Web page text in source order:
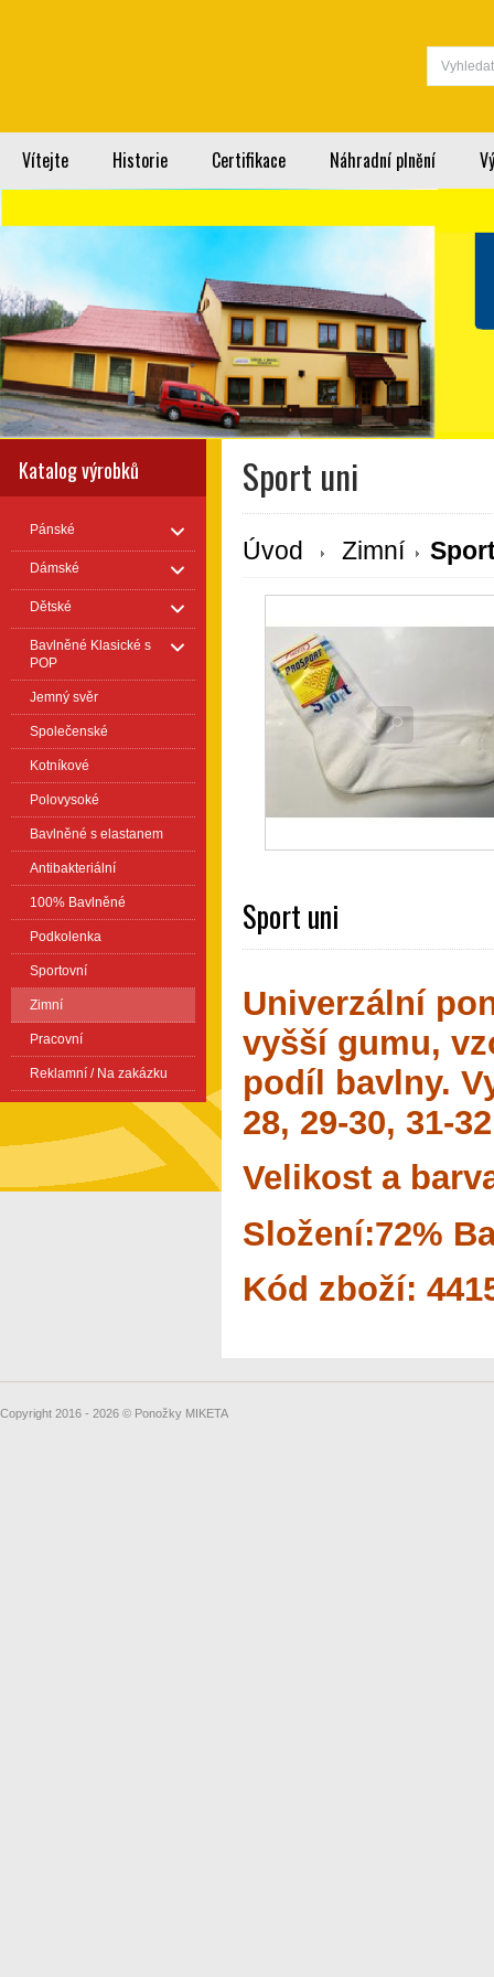
Vítejte Historie Certifikace Náhradní plnění
Katalog výrobků
Pánské
Dámské
Dětské
Bavlněné Klasické s
POP
Jemný svěr
Společenské
Kotníkové
Polovysoké
Bavlněné s elastanem
Antibakteriální
100% Bavlněné
Podkolenka
Sportovní
Zimní
Pracovní
Reklamní / Na zakázku
Sport uni
Úvod Zimní
Sport uni
Univerzální
vyšší gumu,
podíl bavlny.
28, 29-30, 31-
Velikost a
Složení:72%
Kód zboží:
Copyright 2016 - 2026 © Ponožky MIKETA